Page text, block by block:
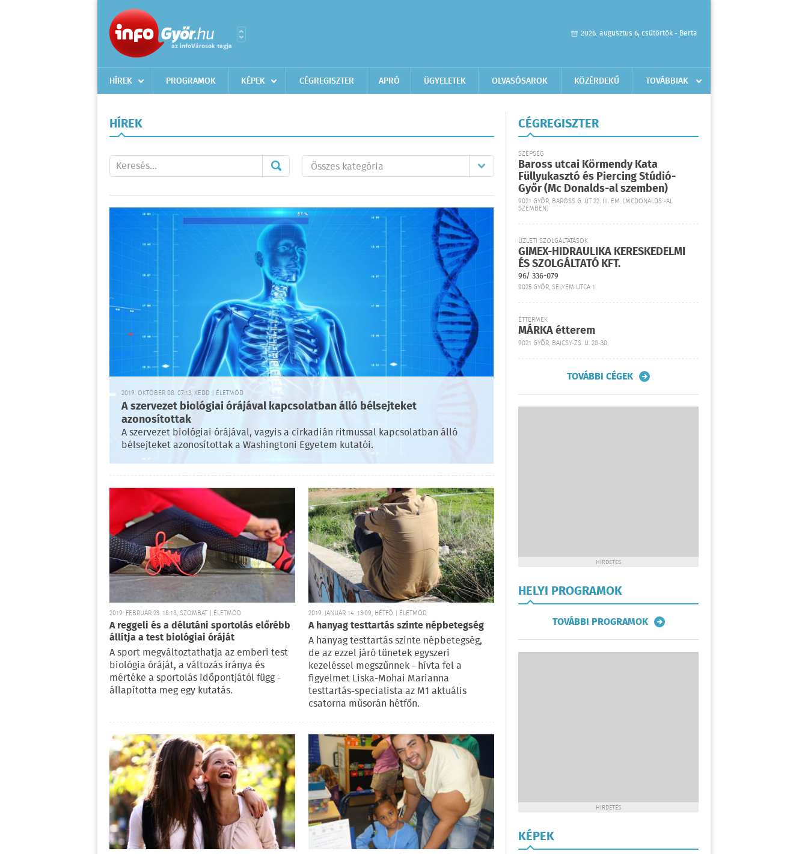
2026. augusztus 6, csütörtök - Berta
HÍREK PROGRAMOK KÉPEK CÉGREGISZTER APRÓ ÜGYELETEK OLVASÓSAROK KÖZÉRDEKŰ TOVÁBBIAK
HÍREK
2019. OKTÓBER 08. 07:13, KEDD | ÉLETMÓD
A szervezet biológiai órájával kapcsolatban álló bélsejteket
azonosítottak
A szervezet biológiai órájával, vagyis a cirkadián ritmussal kapcsolatban álló
bélsejteket azonosítottak a Washingtoni Egyetem kutatói.
2019. FEBRUÁR 23. 18:18, SZOMBAT | ÉLETMÓD
A reggeli és a délutáni sportolás előrébb
állítja a test biológiai óráját
A sport megváltoztathatja az emberi test
biológia óráját, a változás iránya és
mértéke a sportolás időpontjától függ -
állapította meg egy kutatás.
2019. JANUÁR 14. 13:09, HÉTFŐ | ÉLETMÓD
A hanyag testtartás szinte népbetegség
A hanyag testtartás szinte népbetegség,
de az ezzel járó tünetek egyszeri
kezeléssel megszűnnek - hívta fel a
figyelmet Liska-Mohai Marianna
testtartás-specialista az M1 aktuális
csatorna műsorán hétfőn.
CÉGREGISZTER
SZÉPSÉG
Baross utcai Körmendy Kata
Füllyukasztó és Piercing Stúdió-
Győr (Mc Donalds-al szemben)
9021 GYŐR, BAROSS G. ÚT 22. III. EM. (MCDONALDS´-AL
SZEMBEN)
ÜZLETI SZOLGÁLTATÁSOK
GIMEX-HIDRAULIKA KERESKEDELMI
ÉS SZOLGÁLTATÓ KFT.
96/ 336-079
9025 GYŐR, SELYEM UTCA 1.
ÉTTERMEK
MÁRKA étterem
9021 GYŐR, BAJCSY-ZS. U. 28-30.
TOVÁBBI CÉGEK
HIRDETÉS
HELYI PROGRAMOK
TOVÁBBI PROGRAMOK
HIRDETÉS
KÉPEK